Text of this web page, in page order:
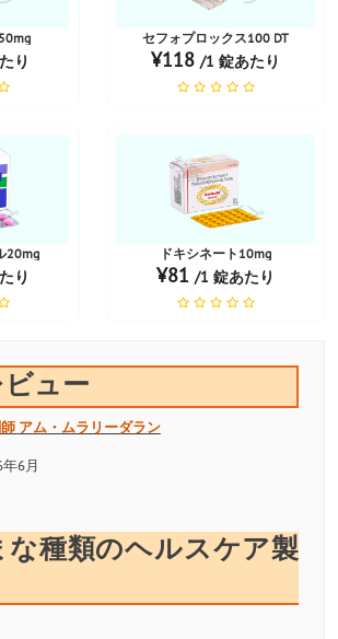
り
セフォプロックス100 DT
¥118 /1 錠あたり
20mg
り
お薬ショップ
ドキシネート10mg
¥81 /1 錠あたり
ュー
アム・ムラリーダラン
6月
な種類のヘルスケア製